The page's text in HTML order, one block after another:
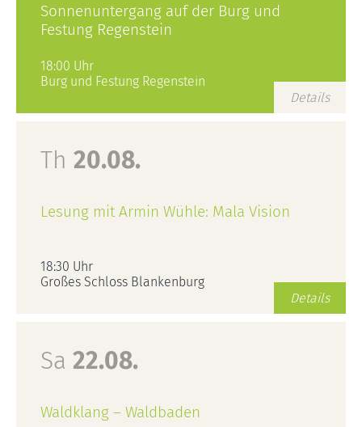
Sonnenuntergang auf der Burg und
Festung Regenstein
18:00 Uhr
Burg und Festung Regenstein
Details
Th 20.08.
Lesung mit Armin Wühle: Mala Vision
18:30 Uhr
Großes Schloss Blankenburg
Details
Sa 22.08.
Waldklang – Waldbaden